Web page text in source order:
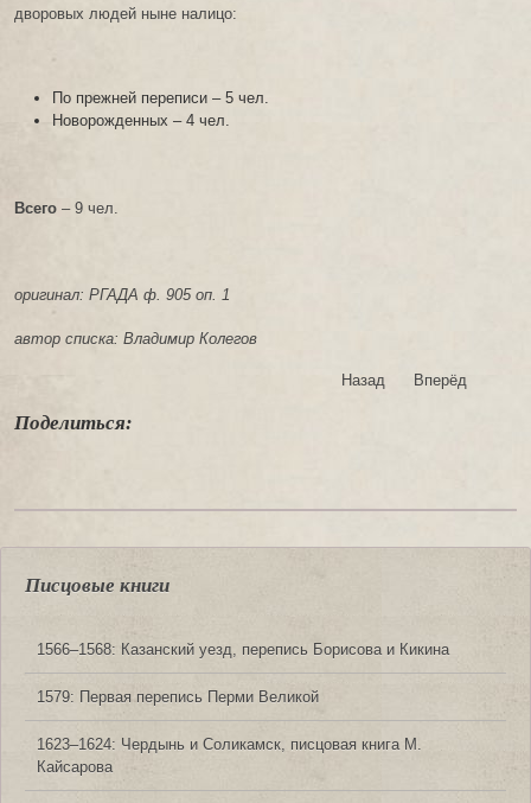
дворовых людей ныне налицо:
По прежней переписи – 5 чел.
Новорожденных – 4 чел.
Всего – 9 чел.
оригинал: РГАДА ф. 905 оп. 1
автор списка: Владимир Колегов
Назад Вперёд
Поделиться:
Писцовые книги
1566‒1568: Казанский уезд, перепись Борисова и Кикина
1579: Первая перепись Перми Великой
1623‒1624: Чердынь и Соликамск, писцовая книга М.
Кайсарова